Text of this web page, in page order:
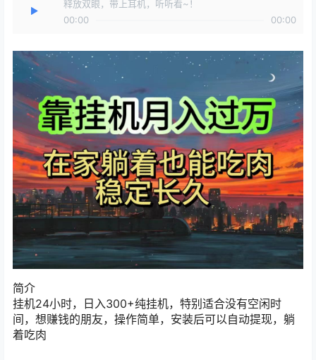
释放双眼，带上耳机，听听看~！
00:00
00:00
简介
挂机24小时，日入300+纯挂机，特别适合没有空闲时
间，想赚钱的朋友，操作简单，安装后可以自动提现，躺
着吃肉